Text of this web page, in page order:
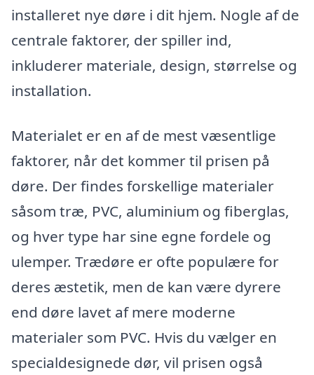
installeret nye døre i dit hjem. Nogle af de
centrale faktorer, der spiller ind,
inkluderer materiale, design, størrelse og
installation.
Materialet er en af de mest væsentlige
faktorer, når det kommer til prisen på
døre. Der findes forskellige materialer
såsom træ, PVC, aluminium og fiberglas,
og hver type har sine egne fordele og
ulemper. Trædøre er ofte populære for
deres æstetik, men de kan være dyrere
end døre lavet af mere moderne
materialer som PVC. Hvis du vælger en
specialdesignede dør, vil prisen også